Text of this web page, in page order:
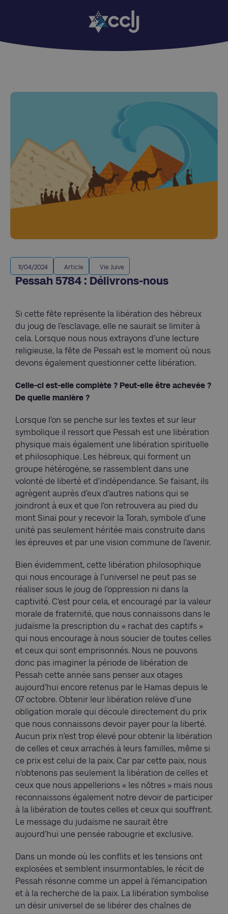
11/04/2024 Article Vie Juive
Pessah 5784 : Délivrons-nous
Si cette fête représente la libération des hébreux
du joug de l’esclavage, elle ne saurait se limiter à
cela. Lorsque nous nous extrayons d’une lecture
religieuse, la fête de Pessah est le moment où nous
devons également questionner cette libération.
Celle-ci est-elle complète ? Peut-elle être achevée ?
De quelle manière ?
Lorsque l’on se penche sur les textes et sur leur
symbolique il ressort que Pessah est une libération
physique mais également une libération spirituelle
et philosophique. Les hébreux, qui forment un
groupe hétérogène, se rassemblent dans une
volonté de liberté et d’indépendance. Se faisant, ils
agrègent auprès d’eux d’autres nations qui se
joindront à eux et que l’on retrouvera au pied du
mont Sinaï pour y recevoir la Torah, symbole d’une
unité pas seulement héritée mais construite dans
les épreuves et par une vision commune de l’avenir.
Bien évidemment, cette libération philosophique
qui nous encourage à l’universel ne peut pas se
réaliser sous le joug de l’oppression ni dans la
captivité. C’est pour cela, et encouragé par la valeur
morale de fraternité, que nous connaissons dans le
judaïsme la prescription du « rachat des captifs »
qui nous encourage à nous soucier de toutes celles
et ceux qui sont emprisonnés. Nous ne pouvons
donc pas imaginer la période de libération de
Pessah cette année sans penser aux otages
aujourd’hui encore retenus par le Hamas depuis le
07 octobre. Obtenir leur libération relève d’une
obligation morale qui découle directement du prix
que nous connaissons devoir payer pour la liberté.
Aucun prix n’est trop élevé pour obtenir la libération
de celles et ceux arrachés à leurs familles, même si
ce prix est celui de la paix. Car par cette paix, nous
n’obtenons pas seulement la libération de celles et
ceux que nous appellerions « les nôtres » mais nous
reconnaissons également notre devoir de participer
à la libération de toutes celles et ceux qui souffrent.
Le message du judaïsme ne saurait être
aujourd’hui une pensée rabougrie et exclusive.
Dans un monde où les conflits et les tensions ont
explosées et semblent insurmontables, le récit de
Pessah résonne comme un appel à l’émancipation
et à la recherche de la paix. La libération symbolise
un désir universel de se libérer des chaînes de